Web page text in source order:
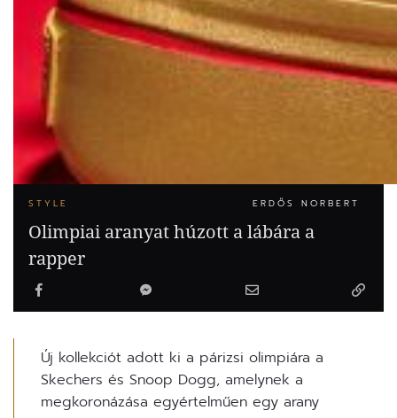
STYLE ERDŐS NORBERT
Olimpiai aranyat húzott a lábára a
rapper
Új kollekciót adott ki a párizsi olimpiára a
Skechers és Snoop Dogg, amelynek a
megkoronázása egyértelműen egy arany